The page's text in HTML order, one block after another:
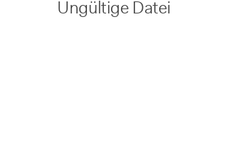
Ungültige Datei